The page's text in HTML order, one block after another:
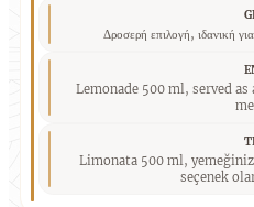
Δροσερή επιλογή, ιδανική
Lemonade 500 ml, served
Limonata 500 ml,
seçenek